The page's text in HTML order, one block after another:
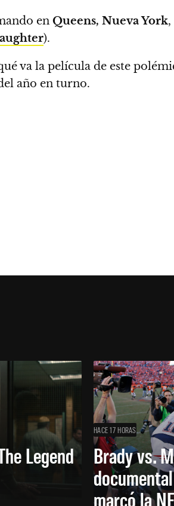
en Queens, Nueva York
).
va la película de este
año en turno.
Legend
HACE 17 HORAS
Brady vs.
marcó la